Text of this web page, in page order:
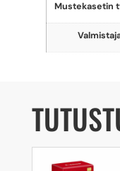
Mustekasetin